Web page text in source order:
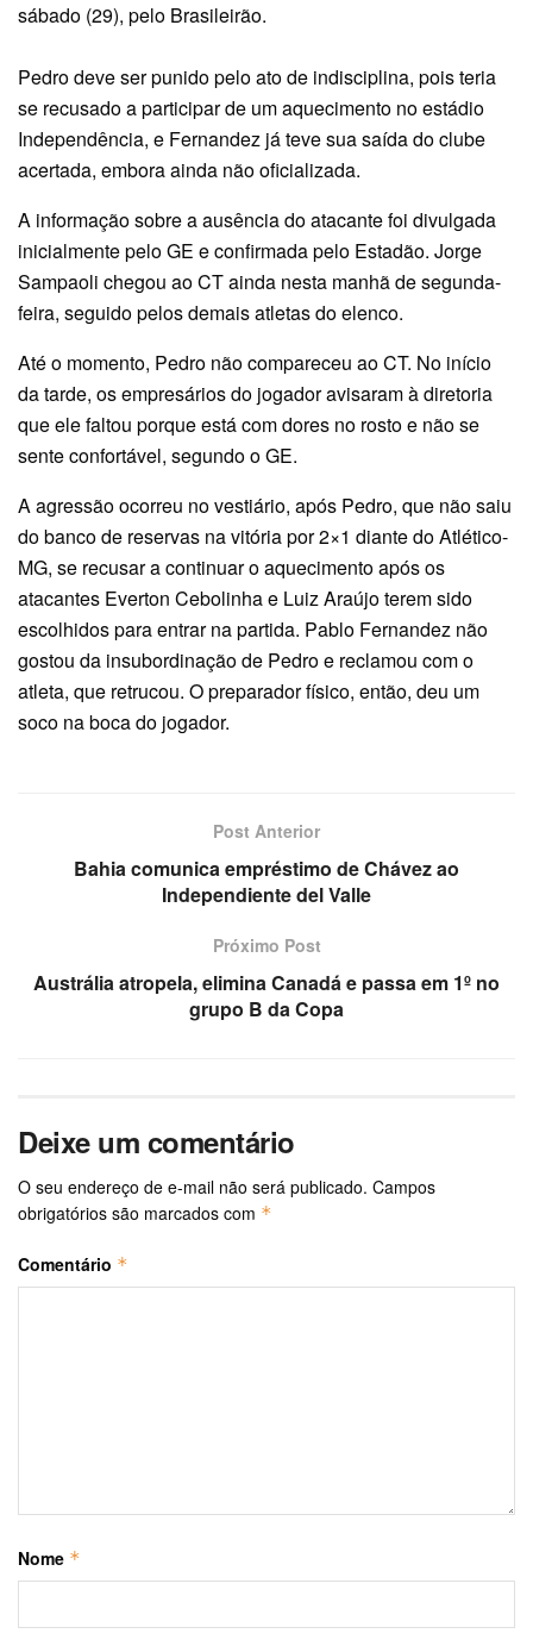
sábado (29), pelo Brasileirão.
Pedro deve ser punido pelo ato de indisciplina, pois teria
se recusado a participar de um aquecimento no estádio
Independência, e Fernandez já teve sua saída do clube
acertada, embora ainda não oficializada.
A informação sobre a ausência do atacante foi divulgada
inicialmente pelo GE e confirmada pelo Estadão. Jorge
Sampaoli chegou ao CT ainda nesta manhã de segunda-
feira, seguido pelos demais atletas do elenco.
Até o momento, Pedro não compareceu ao CT. No início
da tarde, os empresários do jogador avisaram à diretoria
que ele faltou porque está com dores no rosto e não se
sente confortável, segundo o GE.
A agressão ocorreu no vestiário, após Pedro, que não saiu
do banco de reservas na vitória por 2×1 diante do Atlético-
MG, se recusar a continuar o aquecimento após os
atacantes Everton Cebolinha e Luiz Araújo terem sido
escolhidos para entrar na partida. Pablo Fernandez não
gostou da insubordinação de Pedro e reclamou com o
atleta, que retrucou. O preparador físico, então, deu um
soco na boca do jogador.
Post Anterior
Bahia comunica empréstimo de Chávez ao
Independiente del Valle
Próximo Post
Austrália atropela, elimina Canadá e passa em 1º no
grupo B da Copa
Deixe um comentário
O seu endereço de e-mail não será publicado. Campos
obrigatórios são marcados com *
Comentário *
Nome *